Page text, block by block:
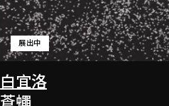
白宜洛
展出中